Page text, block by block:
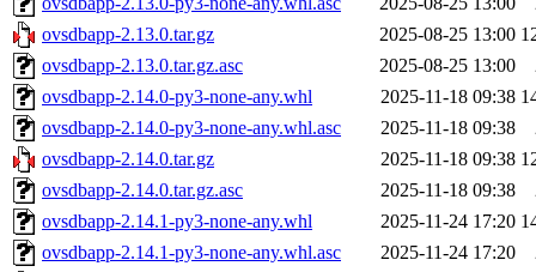
ovsdbapp-2.13.0.tar.gz
2025-08-25 13:00
ovsdbapp-2.13.0.tar.gz.asc
2025-08-25 13:00
ovsdbapp-2.14.0-py3-none-any.whl
2025-11-18 09:38
ovsdbapp-2.14.0-py3-none-any.whl.asc
2025-11-18 09:38
ovsdbapp-2.14.0.tar.gz
2025-11-18 09:38
ovsdbapp-2.14.0.tar.gz.asc
2025-11-18 09:38
ovsdbapp-2.14.1-py3-none-any.whl
2025-11-24 17:20
ovsdbapp-2.14.1-py3-none-any.whl.asc
2025-11-24 17:20